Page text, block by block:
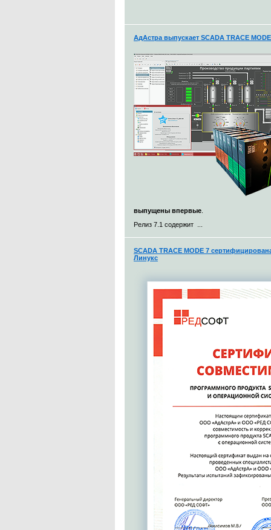
АдАстра выпускает SCADA TRACE
выпущены впервые
Релиз 7.1 содержит ...
SCADA TRACE MODE 7
Линукс